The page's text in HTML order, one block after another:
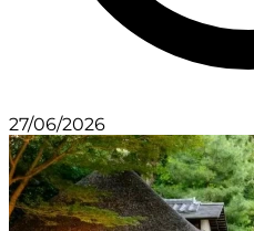
27/06/2026